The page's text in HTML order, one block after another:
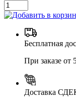
Бесплатная
При заказе от
Доставка